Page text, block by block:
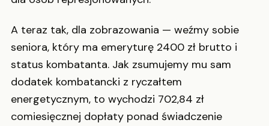
A teraz tak, dla zobrazowania — weźmy sobie
seniora, który ma emeryturę 2400 zł brutto i
status kombatanta. Jak zsumujemy mu sam
dodatek kombatancki z ryczałtem
energetycznym, to wychodzi 702,84 zł
comiesięcznej dopłaty ponad świadczenie